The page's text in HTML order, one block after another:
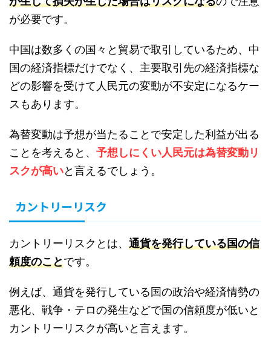
が必要です。
中国は数多くの国々と貿易で取引しているため、中
国の経済指標だけでなく、主要取引先の経済指標な
どの影響を受けて人民元の変動が不安定になるケー
スもあります。
為替変動は予想が当たることで安定した利益が出る
ことを考えると、 予想しにくい人民元は為替変動リ
スクが高いと言えるでしょう。
カントリーリスク
カントリーリスクとは、 通貨を発行している国の信
頼度のことです。
例えば、通貨を発行している国の政治や経済情勢の
悪化、戦争・テロの発生などで国の信頼度が低いと
カントリーリスクが高いと言えます。